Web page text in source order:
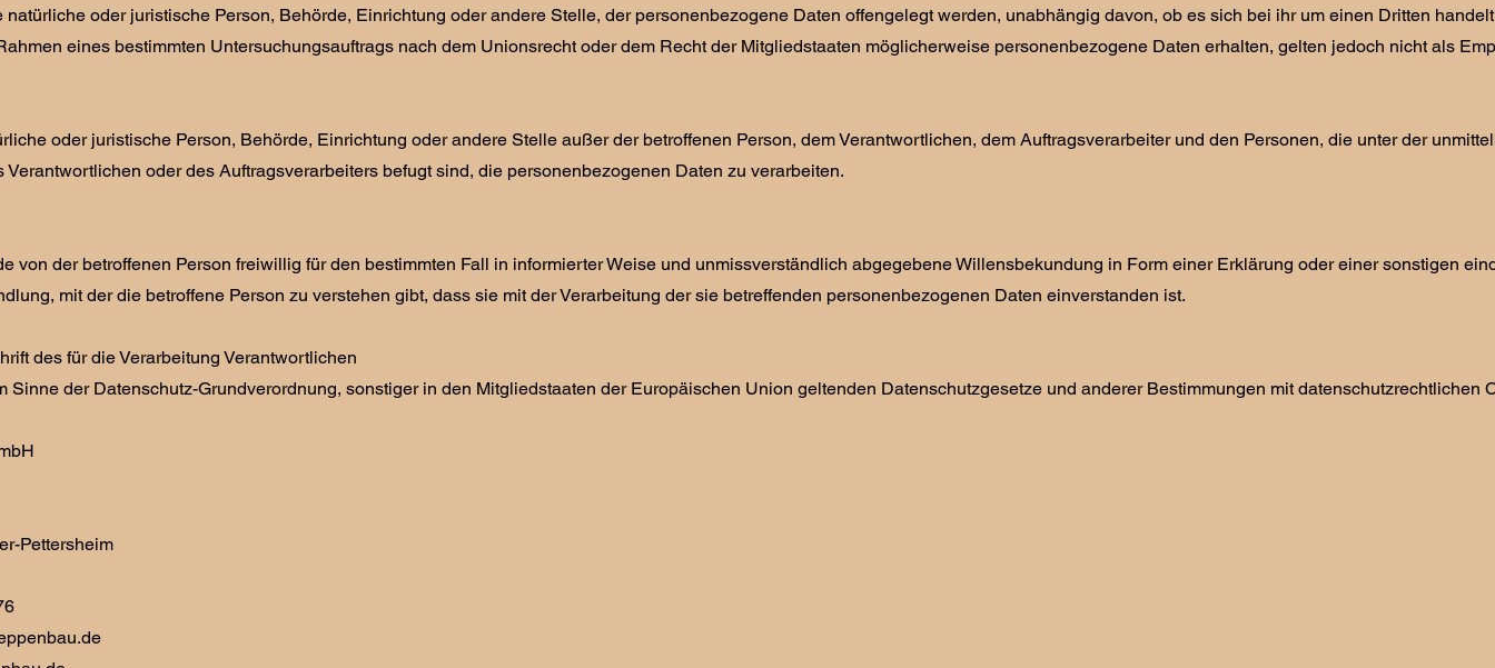
natürliche oder juristische Person, Behörde, Einrichtung oder andere Stelle, der personenbezogene Daten offengelegt werden, unabhängig davon, ob es sich bei ihr um einen Dritten
eines bestimmten Untersuchungsauftrags nach dem Unionsrecht oder dem Recht der Mitgliedstaaten möglicherweise personenbezogene Daten erhalten, gelten jedoch nicht als
oder juristische Person, Behörde, Einrichtung oder andere Stelle außer der betroffenen Person, dem Verantwortlichen, dem Auftragsverarbeiter und den Personen, die unter der
Verantwortlichen oder des Auftragsverarbeiters befugt sind, die personenbezogenen Daten zu verarbeiten.
von der betroffenen Person freiwillig für den bestimmten Fall in informierter Weise und unmissverständlich abgegebene Willensbekundung in Form einer Erklärung oder einer sonstigen
mit der die betroffene Person zu verstehen gibt, dass sie mit der Verarbeitung der sie betreffenden personenbezogenen Daten einverstanden ist.
des für die Verarbeitung Verantwortlichen
Sinne der Datenschutz-Grundverordnung, sonstiger in den Mitgliedstaaten der Europäischen Union geltenden Datenschutzgesetze und anderer Bestimmungen mit datenschutzrechtlichen
Pettersheim